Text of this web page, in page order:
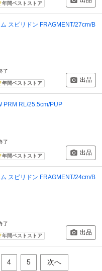
年間ベストストア
スピリドン FRAGMENT/27cm/B
了
年間ベストストア 出品
PRM RL/25.5cm/PUP
了
年間ベストストア 出品
スピリドン FRAGMENT/24cm/B
了
年間ベストストア 出品
4 5 次へ